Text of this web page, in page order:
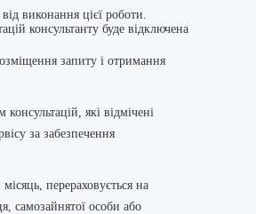
виконання цієї роботи.
консультанту буде відключена
запиту і отримання
які відмічені
за забезпечення
перераховується на
самозайнятої особи або